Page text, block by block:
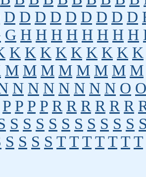
D D D D D D D D D
G H H H H H H H H
K K K K K K K K K
M M M M M M M M
N N N N N N N O O
P P P P R R R R R R
S S S S S S S S S S
S S S S T T T T T T T